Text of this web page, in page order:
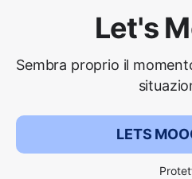
Let's
Sembra proprio il
LETS